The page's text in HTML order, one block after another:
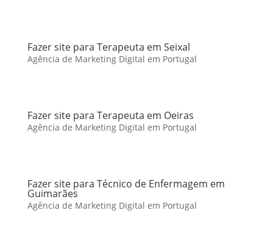
Fazer site para Terapeuta em Seixal
Agência de Marketing Digital em Portugal
Fazer site para Terapeuta em Oeiras
Agência de Marketing Digital em Portugal
Fazer site para Técnico de Enfermagem em
Guimarães
Agência de Marketing Digital em Portugal